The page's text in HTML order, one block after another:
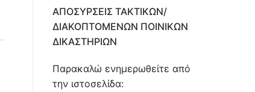
ΑΠΟΣΎΡΣΕΙΣ ΤΑΚΤΙΚΏΝ/
ΔΙΑΚΟΠΤΌΜΕΝΩΝ ΠΟΙΝΙΚΏΝ
ΔΙΚΑΣΤΗΡΊΩΝ
Παρακαλώ ενημερωθείτε από
την ιστοσελίδα: